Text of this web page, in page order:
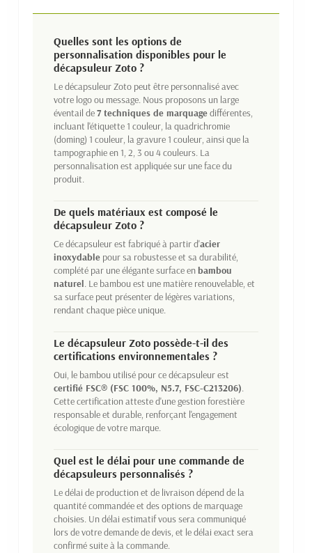
Quelles sont les options de
personnalisation disponibles pour le
décapsuleur Zoto ?
Le décapsuleur Zoto peut être personnalisé avec
votre logo ou message. Nous proposons un large
éventail de7 techniques de marquagedifférentes,
incluant l'étiquette 1 couleur, la quadrichromie
(doming) 1 couleur, la gravure 1 couleur, ainsi que la
tampographie en 1, 2, 3 ou 4 couleurs. La
personnalisation est appliquée sur une face du
produit.
De quels matériaux est composé le
décapsuleur Zoto ?
Ce décapsuleur est fabriqué à partir d'acier
inoxydable pour sa robustesse et sa durabilité,
complété par une élégante surface enbambou
naturel. Le bambou est une matière renouvelable, et
sa surface peut présenter de légères variations,
rendant chaque pièce unique.
Le décapsuleur Zoto possède-t-il des
certifications environnementales ?
Oui, le bambou utilisé pour ce décapsuleur est
certifié FSC® (FSC 100%, N5.7, FSC-C213206).
Cette certification atteste d'une gestion forestière
responsable et durable, renforçant l'engagement
écologique de votre marque.
Quel est le délai pour une commande de
décapsuleurs personnalisés ?
Le délai de production et de livraison dépend de la
quantité commandée et des options de marquage
choisies. Un délai estimatif vous sera communiqué
lors de votre demande de devis, et le délai exact sera
confirmé suite à la commande.